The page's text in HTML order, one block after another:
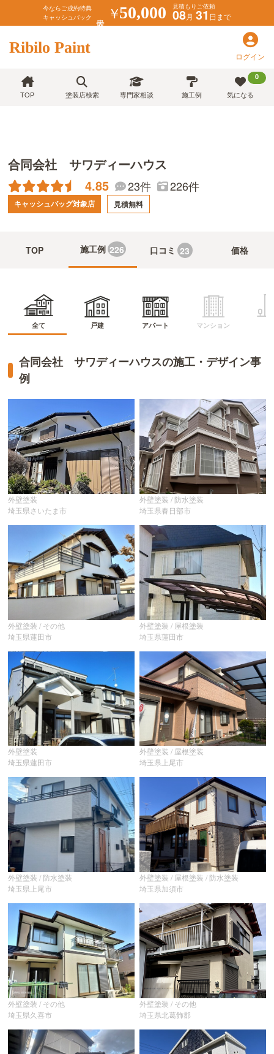
今ならご成約特典
キャッシュバック
￥50,000 見積もりご依頼
08月 31日まで
Ribilo Paint ログイン
TOP 塗装店検索 専門家相談 施工例
0
気になる
合同会社 サワディーハウス
4.85 23件 226件
キャッシュバッグ対象店 見積無料
TOP 施工例 226 口コミ 23 価格
全て 戸建 アパート マンション
合同会社 サワディーハウスの施工・デザイン事
例
外壁塗装
埼玉県さいたま市
外壁塗装 / 防水塗装
埼玉県春日部市
外壁塗装 / その他
埼玉県蓮田市
外壁塗装 / 屋根塗装
埼玉県蓮田市
外壁塗装
埼玉県蓮田市
外壁塗装 / 屋根塗装
埼玉県上尾市
外壁塗装 / 防水塗装
埼玉県上尾市
外壁塗装 / 屋根塗装 / 防水塗装
埼玉県加須市
外壁塗装 / その他
埼玉県久喜市
外壁塗装 / その他
埼玉県北葛飾郡